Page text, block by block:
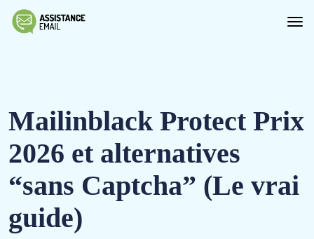
Mailinblack Protect Prix
2026 et alternatives
“sans Captcha” (Le vrai
guide)